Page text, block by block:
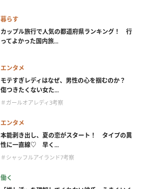
暮らす
カップル旅行で人気の都道府県ランキング！ 行
ってよかった国内旅...
エンタメ
モテすぎレディはなぜ、男性の心を掴むのか？
傷つきたくない女た...
＃ガールオアレディ3考察
エンタメ
本能剥き出し、夏の恋がスタート！ タイプの異
性に一直線♡ 早く...
＃シャッフルアイランド7考察
働く